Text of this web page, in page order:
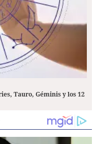
Tauro, Géminis y los 12